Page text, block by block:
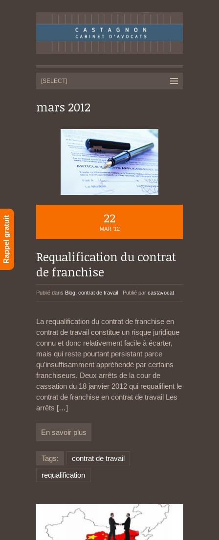
mars 2012
22
MAR '12
Requalification du contrat
de franchise
Publié dans Blog contrat de travail Publié par castavocat
La requalification du contrat de franchise en
contrat de travail constitue un risque juridique
connu et donc relativement facile à écarter,
mais qui reste pourtant persistant parce
qu’insuffisamment appréhendé par certains
franchiseurs. Deux arrêts de la cour de
cassation du 18 janvier 2012 qui requalifient le
contrat de franchise en contrat de travail Les
arrêts […]
En savoir plus
Tags:
contrat de travail
requalification
Rappel gratuit